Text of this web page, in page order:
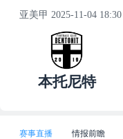
亚美甲 2025-11-04 18:30
本托尼特
赛事直播 情报前瞻